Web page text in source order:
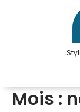
Mois :